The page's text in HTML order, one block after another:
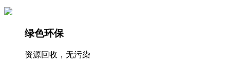
绿色环保
资源回收，无污染